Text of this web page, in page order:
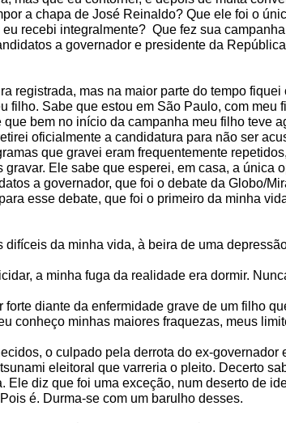
a chapa de José Reinaldo? Que ele foi o
recebi integralmente? Que fez sua
a governador e presidente da
registrada, mas na maior parte do tempo
filho. Sabe que estou em São Paulo, com meu
bem no início da campanha meu filho teve
oficialmente a candidatura para não ser
que gravei eram frequentemente
Ele sabe que esperei, em casa, a única
a governador, que foi o debate da Globo/
esse debate, que foi o primeiro da minha
da minha vida, à beira de uma
a minha fuga da realidade era dormir.
forte diante da enfermidade grave de um filho
conheço minhas maiores fraquezas, meus
o culpado pela derrota do ex-
eleitoral que varreria o pleito. Decerto
Ele diz que foi uma exceção, num deserto de
é. Durma-se com um barulho desses.